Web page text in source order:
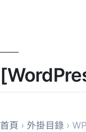
首頁 › 外掛目錄 ›